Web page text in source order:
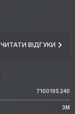
ЧИТАТИ ВІДГУКИ
7100195240
3M